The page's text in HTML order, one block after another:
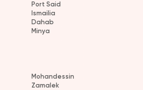
Port Said
Ismailia
Dahab
Minya
Mohandessin
Zamalek